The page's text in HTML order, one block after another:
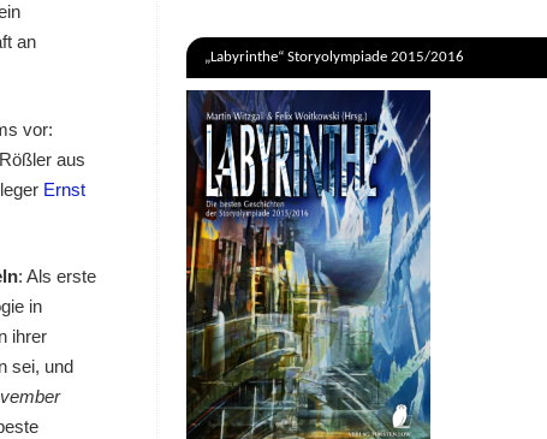
an
vor:
aus
Ernst
: Als erste
in
ihrer
sei, und
„Labyrinthe“ Storyolympiade 2015/2016